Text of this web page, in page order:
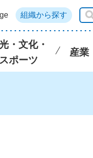
組織から探す
・文化・
スポーツ
産業